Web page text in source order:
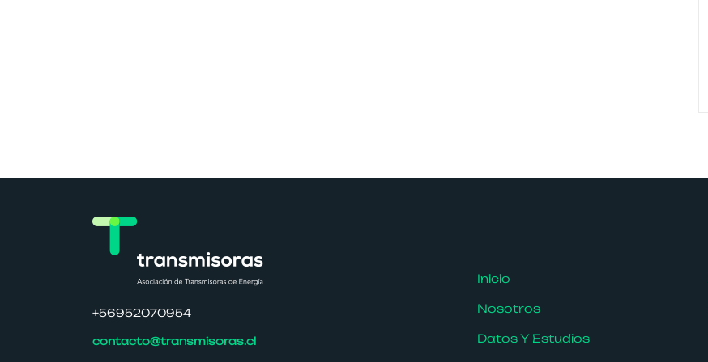
+56952070954
contacto@transmisoras.cl
Inicio
Nosotros
Datos Y Estudios